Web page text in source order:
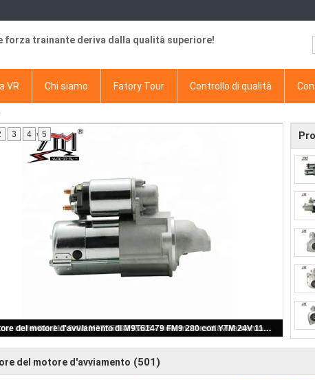
forza trainante deriva dalla qualità superiore!
VR Chi siamo Fatory Tour Controllo di qualità
404D - Motorino di avviamento marino di 22 Perkins 12V 8000277 8000286 8000417
2 3 4 5
del motore d'avviamento (501)